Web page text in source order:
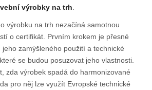
výrobky na trh
výrobku na trh nezačíná samotnou
o certifikát. Prvním krokem je přesné
zamýšleného použití a technické
se budou posuzovat jeho vlastnosti.
zda výrobek spadá do harmonizované
pro něj lze využít Evropské technické